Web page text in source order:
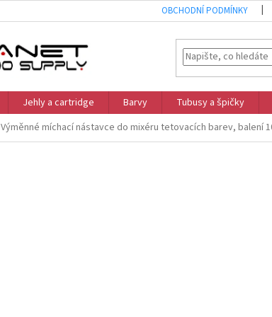
OBCHODNÍ PODMÍNKY
Jehly a cartridge Barvy Tubusy a špičky
Výměnné míchací nástavce do mixéru tetovacích barev, balení